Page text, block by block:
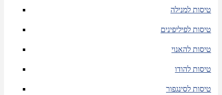
טיסות למנילה
טיסות לפיליפינים
טיסות להאנוי
טיסות להודו
טיסות לסינגפור